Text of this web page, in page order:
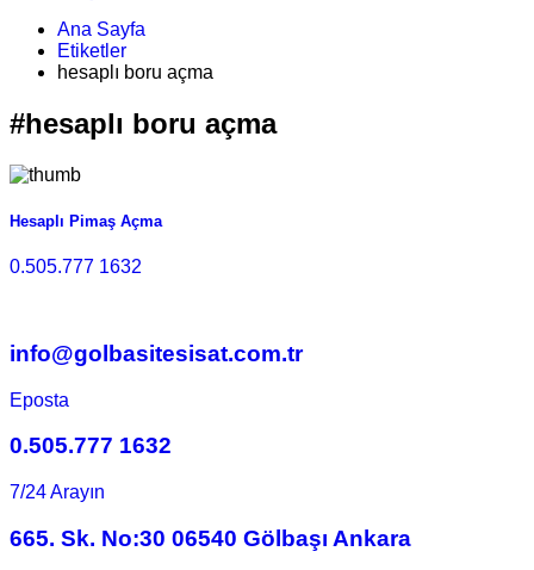
Ana Sayfa
Etiketler
hesaplı boru açma
#hesaplı boru açma
Hesaplı Pimaş Açma
0.505.777 1632
info@golbasitesisat.com.tr
Eposta
0.505.777 1632
7/24 Arayın
665. Sk. No:30 06540 Gölbaşı Ankara